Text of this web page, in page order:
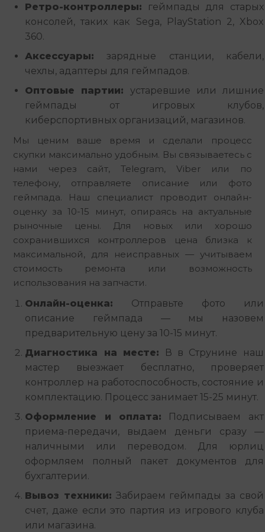
Ретро-контроллеры: геймпады для старых
консолей, таких как Sega, PlayStation 2, Xbox
360.
Аксессуары: зарядные станции, кабели,
чехлы, адаптеры для геймпадов.
Оптовые партии: устаревшие или лишние
геймпады от игровых клубов,
киберспортивных организаций, магазинов.
Мы ценим ваше время и сделали процесс
скупки максимально удобным. Вы связываетесь с
нами через сайт, Telegram, Viber или по
телефону, отправляете описание или фото
геймпада. Наш специалист проводит онлайн-
оценку за 10-15 минут, опираясь на актуальные
рыночные цены. Для новых или хорошо
сохранившихся контроллеров цена близка к
максимальной, для неисправных — учитываем
стоимость ремонта или возможность
использования на запчасти.
Онлайн-оценка: Отправьте фото или
описание геймпада — мы назовем
предварительную цену за 10-15 минут.
Диагностика на месте: В в Струнине наш
мастер выезжает бесплатно, проверяет
контроллер на работоспособность, состояние и
комплектацию. Процесс занимает 15-25 минут.
Оформление и оплата: Подписываем акт
приема-передачи, выдаем деньги сразу —
наличными или переводом. Для юрлиц
оформляем полный пакет документов для
бухгалтерии.
Вывоз техники: Забираем геймпады за свой
счет, даже если это партия из игрового клуба
или магазина.